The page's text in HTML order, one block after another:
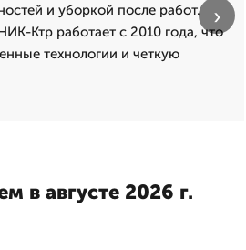
и уборкой после работ.
Ктр работает с 2010 года, что
технологии и четкую
›
в августе 2026 г.